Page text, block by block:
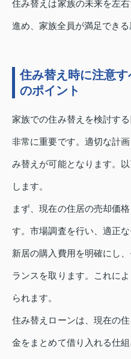
住み替えは家族の未来を左
進め、家族全員が満足できる
住み替え時に注意
のポイント
家族での住み替えを検討す
非常に重要です。適切な計
み替えが可能となります。
します。
まず、現在の住居の売却価
す。市場調査を行い、適正
新居の購入費用を明確にし
ランスを取ります。これに
られます。
住み替えローンは、現在の
金をまとめて借り入れる仕